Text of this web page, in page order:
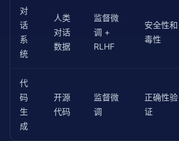
对
话
系
统
人类
对话
数据
监督微
调 +
RLHF
安全性和
毒性
代
码
生
成
开源
代码
监督微
调
正确性验
证